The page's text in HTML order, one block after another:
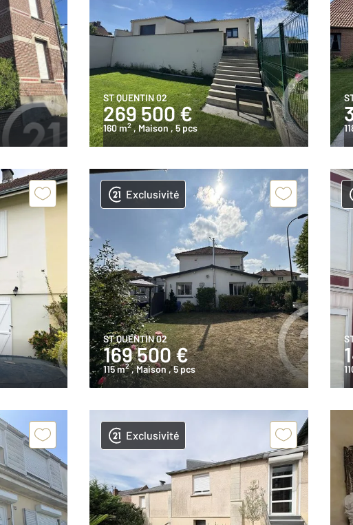
ST QUENTIN 02
269 500 €
160 m2 , Maison , 5 pcs
Exclusivité
ST QUENTIN 02
169 500 €
115 m2 , Maison, 5 pcs
Exclusivité